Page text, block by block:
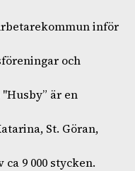
inför
och
är en
St. Göran,
9 000 stycken.